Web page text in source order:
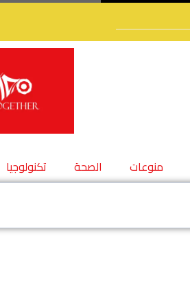
منوعات الصحة تكنولوجيا